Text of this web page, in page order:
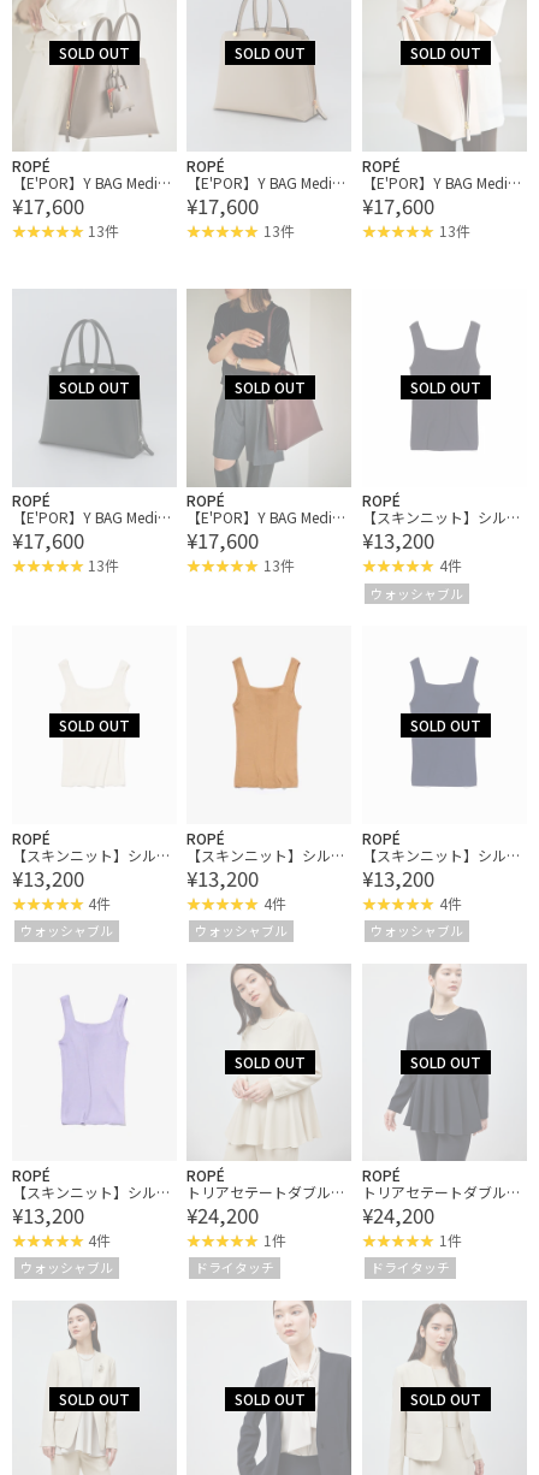
ROPÉ
【E'POR】Y BAG Mediu
m【軽量】【メディア掲
載】
¥17,600
13件
ROPÉ
【E'POR】Y BAG Mediu
m【軽量】【メディア掲
載】
¥17,600
13件
ROPÉ
【E'POR】Y BAG Mediu
m【軽量】【メディア掲
載】
¥17,600
13件
ROPÉ
【E'POR】Y BAG Mediu
m【軽量】【メディア掲
載】
¥17,600
13件
ROPÉ
【E'POR】Y BAG Mediu
m【軽量】【メディア掲
載】
¥17,600
13件
ROPÉ
【スキンニット】シルク
100％タンクトップ/洗え
る
¥13,200
4件
ウォッシャブル
ROPÉ
【スキンニット】シルク
100％タンクトップ/洗え
る
¥13,200
4件
ウォッシャブル
ROPÉ
【スキンニット】シルク
100％タンクトップ/洗え
る
¥13,200
4件
ウォッシャブル
ROPÉ
【スキンニット】シルク
100％タンクトップ/洗え
る
¥13,200
4件
ウォッシャブル
ROPÉ
【スキンニット】シルク
100％タンクトップ/洗え
る
¥13,200
4件
ウォッシャブル
ROPÉ
トリアセテートダブルク
ロス ペプラムブラウス
【セレモニー/通勤対
応】【洗える】
¥24,200
1件
ドライタッチ
ROPÉ
トリアセテートダブルク
ロス ペプラムブラウス
【セレモニー/通勤対
応】【洗える】
¥24,200
1件
ドライタッチ